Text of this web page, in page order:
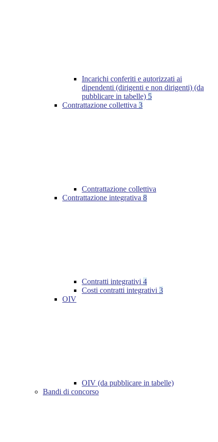
Incarichi conferiti e autorizzati ai
dipendenti (dirigenti e non dirigenti) (da
pubblicare in tabelle) 5
Contrattazione collettiva 3
Contrattazione collettiva
Contrattazione integrativa 8
Contratti integrativi 4
Costi contratti integrativi 3
OIV
OIV (da pubblicare in tabelle)
Bandi di concorso